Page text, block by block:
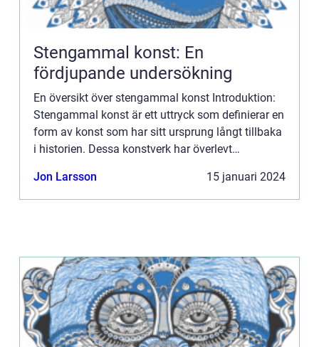
Stengammal konst: En
fördjupande undersökning
En översikt över stengammal konst Introduktion:
Stengammal konst är ett uttryck som definierar en
form av konst som har sitt ursprung långt tillbaka
i historien. Dessa konstverk har överlevt
mänsklighetens tidiga ...
Jon Larsson 15 januari 2024